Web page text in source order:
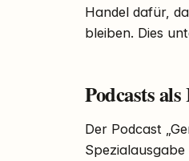
Handel dafür,
bleiben. Dies
Podcasts
Der Podcast
Spezialausgabe